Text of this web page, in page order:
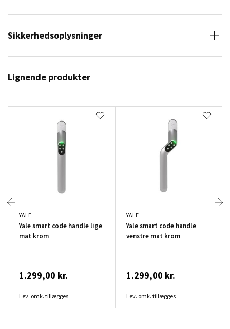
Sikkerhedsoplysninger
Lignende produkter
YALE
Yale smart code handle lige
mat krom
1.299,00 kr.
Lev. omk. tillægges
YALE
Yale smart code handle
venstre mat krom
1.299,00 kr.
Lev. omk. tillægges